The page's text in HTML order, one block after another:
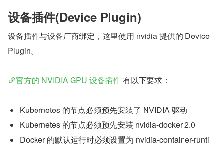
设备插件(Device Plugin)
设备插件与设备厂商绑定，这里使用 nvidia 提供的 Device
Plugin。
官方的 NVIDIA GPU 设备插件 有以下要求：
Kubernetes 的节点必须预先安装了 NVIDIA 驱动
Kubernetes 的节点必须预先安装 nvidia-docker 2.0
Docker 的默认运行时必须设置为 nvidia-container-runti